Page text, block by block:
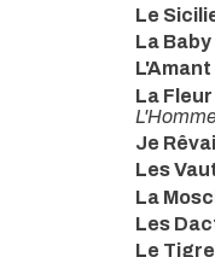
Le
La
L'Amant
La
Je
Les
La
Les
Le Tigre